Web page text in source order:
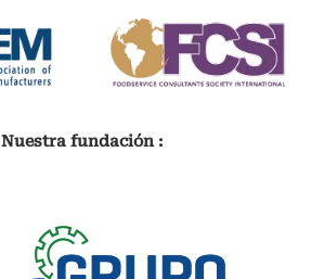
Nuestra fundación :